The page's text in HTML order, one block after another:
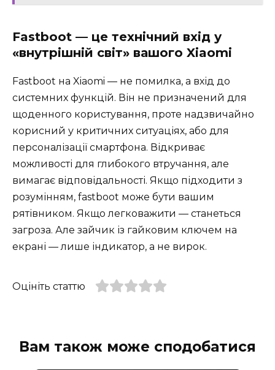
Fastboot — це технічний вхід у
«внутрішній світ» вашого Xiaomi
Fastboot на Xiaomi — не помилка, а вхід до
системних функцій. Він не призначений для
щоденного користування, проте надзвичайно
корисний у критичних ситуаціях, або для
персоналізації смартфона. Відкриває
можливості для глибокого втручання, але
вимагає відповідальності. Якщо підходити з
розумінням, fastboot може бути вашим
рятівником. Якщо легковажити — станеться
загроза. Але зайчик із гайковим ключем на
екрані — лише індикатор, а не вирок.
Оцініть статтю
Вам також може сподобатися